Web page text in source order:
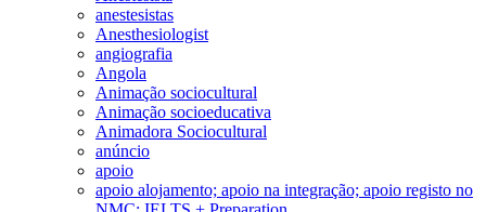
anestesistas
Anesthesiologist
angiografia
Angola
Animação sociocultural
Animação socioeducativa
Animadora Sociocultural
anúncio
apoio
apoio alojamento; apoio na integração; apoio registo no